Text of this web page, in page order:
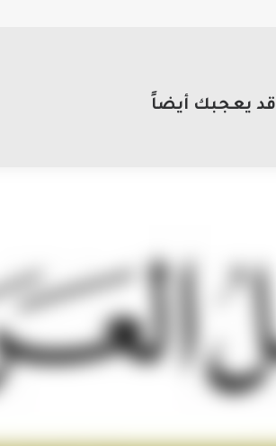
قد يعجبك أيضاً